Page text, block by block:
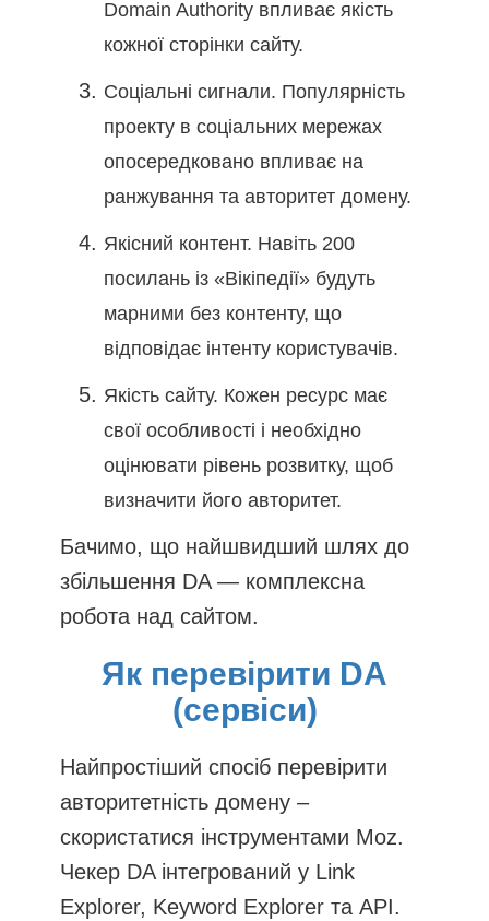
Domain Authority впливає якість
кожної сторінки сайту.
Соціальні сигнали. Популярність
проекту в соціальних мережах
опосередковано впливає на
ранжування та авторитет домену.
Якісний контент. Навіть 200
посилань із «Вікіпедії» будуть
марними без контенту, що
відповідає інтенту користувачів.
Якість сайту. Кожен ресурс має
свої особливості і необхідно
оцінювати рівень розвитку, щоб
визначити його авторитет.
Бачимо, що найшвидший шлях до
збільшення DA — комплексна
робота над сайтом.
Як перевірити DA
(сервіси)
Найпростіший спосіб перевірити
авторитетність домену –
скористатися інструментами Moz.
Чекер DA інтегрований у Link
Explorer, Keyword Explorer та API.